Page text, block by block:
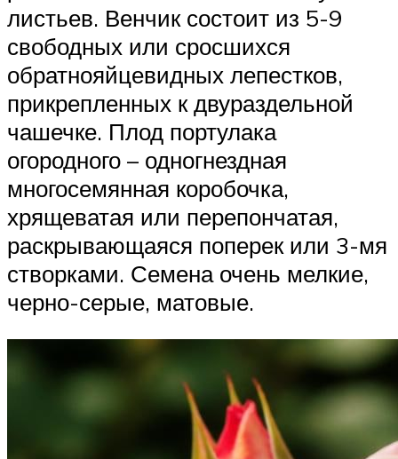
листьев. Венчик состоит из 5-9
свободных или сросшихся
обратнояйцевидных лепестков,
прикрепленных к двураздельной
чашечке. Плод портулака
огородного – одногнездная
многосемянная коробочка,
хрящеватая или перепончатая,
раскрывающаяся поперек или 3-мя
створками. Семена очень мелкие,
черно-серые, матовые.